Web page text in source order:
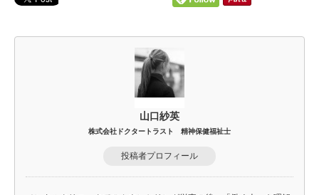
山口紗英
株式会社ドクタートラスト 精神保健福祉士
投稿者プロフィール